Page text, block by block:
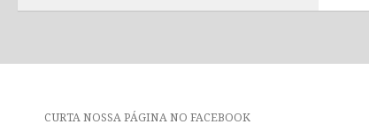
CURTA NOSSA PÁGINA NO FACEBOOK